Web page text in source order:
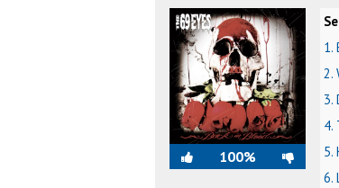
100%
1.
2.
3.
4.
5.
6.